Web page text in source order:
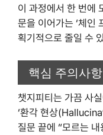
이 과정에서 한 번에
문을 이어가는 ‘체인
획기적으로 줄일 수
핵심 주의사
챗지피티는 가끔 사
‘환각 현상
질문 끝에 “모르는